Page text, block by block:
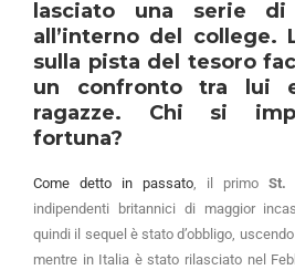
lasciato una serie
all’interno del college.
sulla pista del tesoro
un confronto tra lui
ragazze. Chi si
fortuna?
Come detto in passato, il primo St.
indipendenti britannici di maggior
quindi il sequel è stato d’obbligo,
mentre in Italia è stato rilasciato nel